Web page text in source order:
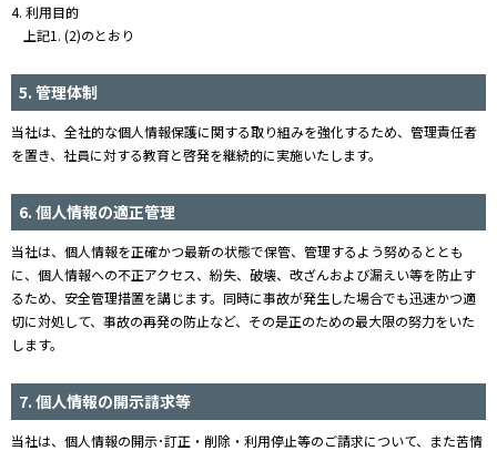
4. 利用目的
上記1. (2)のとおり
5. 管理体制
当社は、全社的な個人情報保護に関する取り組みを強化するため、管理責任者
を置き、社員に対する教育と啓発を継続的に実施いたします。
6. 個人情報の適正管理
当社は、個人情報を正確かつ最新の状態で保管、管理するよう努めるととも
に、個人情報への不正アクセス、紛失、破壊、改ざんおよび漏えい等を防止す
るため、安全管理措置を講じます。同時に事故が発生した場合でも迅速かつ適
切に対処して、事故の再発の防止など、その是正のための最大限の努力をいた
します。
7. 個人情報の開示請求等
当社は、個人情報の開示･訂正・削除・利用停止等のご請求について、また苦情